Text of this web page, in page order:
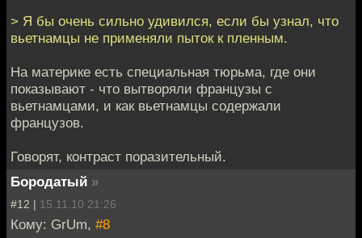
> Я бы очень сильно удивился, если бы узнал, что
вьетнамцы не применяли пыток к пленным.
На материке есть специальная тюрьма, где они
показывают - что вытворяли французы с
вьетнамцами, и как вьетнамцы содержали
французов.
Говорят, контраст поразительный.
Бородатый »
#12 | 15.11.10 21:26
Кому: GrUm, #8